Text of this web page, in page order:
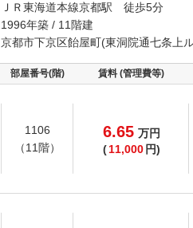
ＪＲ東海道本線京都駅 徒歩5分
1996年築 / 11階建
京都市下京区飴屋町(東洞院通七条上
部屋番号(階) 賃料 (管理費等)
1106
（11階）
6.65 万円
( 11,000 円)